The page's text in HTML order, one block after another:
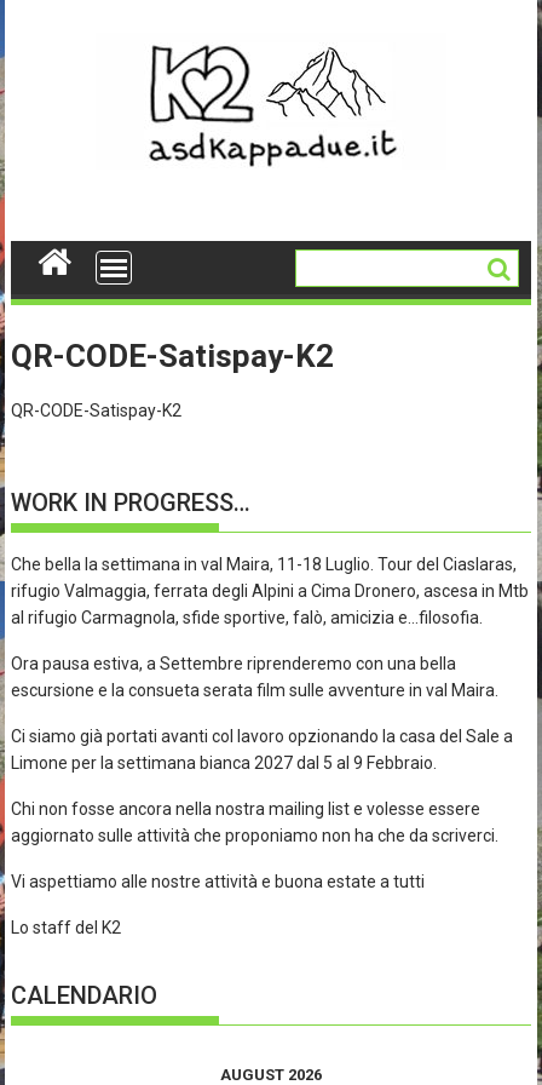
content
QR-CODE-Satispay-K2
QR-CODE-Satispay-K2
WORK IN PROGRESS…
Che bella la settimana in val Maira, 11-18 Luglio. Tour del Ciaslaras,
rifugio Valmaggia, ferrata degli Alpini a Cima Dronero, ascesa in Mtb
al rifugio Carmagnola, sfide sportive, falò, amicizia e…filosofia.
Ora pausa estiva, a Settembre riprenderemo con una bella
escursione e la consueta serata film sulle avventure in val Maira.
Ci siamo già portati avanti col lavoro opzionando la casa del Sale a
Limone per la settimana bianca 2027 dal 5 al 9 Febbraio.
Chi non fosse ancora nella nostra mailing list e volesse essere
aggiornato sulle attività che proponiamo non ha che da scriverci.
Vi aspettiamo alle nostre attività e buona estate a tutti
Lo staff del K2
CALENDARIO
AUGUST 2026